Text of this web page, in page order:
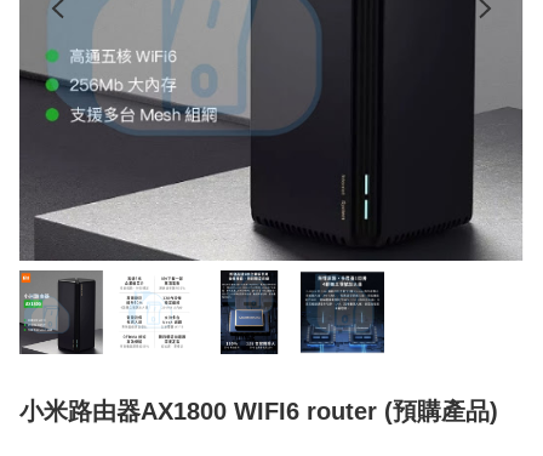
小米路由器AX1800 WIFI6 router (預購產品)